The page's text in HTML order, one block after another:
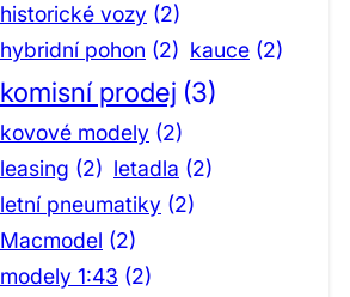
historické vozy (2)
hybridní pohon (2) kauce (2)
komisní prodej (3)
kovové modely (2)
leasing (2) letadla (2)
letní pneumatiky (2)
Macmodel (2)
modely 1:43 (2)